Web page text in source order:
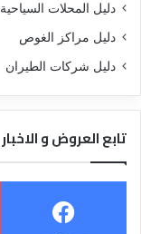
دليل المحلات السياحية
دليل مراكز الغوص
دليل شركات الطيران
تابع العروض و الاخبار